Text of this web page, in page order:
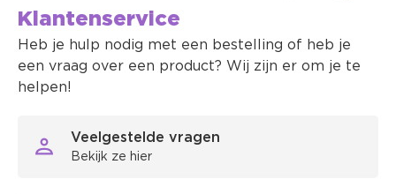
Klantenservice
Heb je hulp nodig met een bestelling of heb je
een vraag over een product? Wij zijn er om je te
helpen!
Veelgestelde vragen
Bekijk ze hier